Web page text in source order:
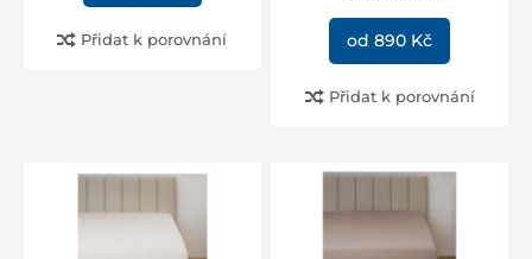
Přidat k porovnání od 890 Kč
Přidat k porovnání